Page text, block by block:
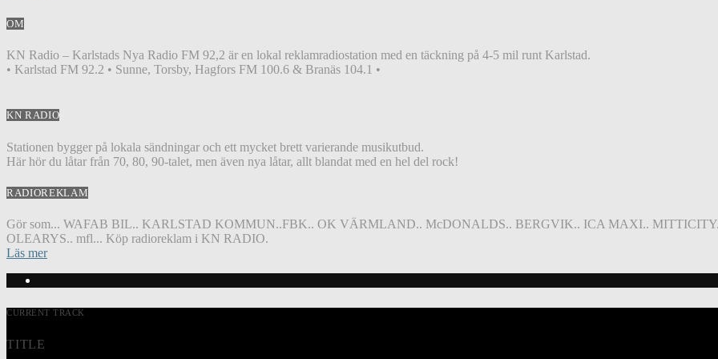
OM
KN Radio – Karlstads Nya Radio FM 92,2 är en lokal reklamradiostation med en täckning på 4-5 mil runt Karlstad.
• Karlstad FM 92.2 • Sunne, Torsby, Hagfors FM 100.6 & Branäs 104.1 •
KN RADIO
Stationen bygger på lokala sändningar och ett mycket brett varierande musikutbud.
Här hör du låtar från 70, 80, 90-talet, men även nya låtar, allt blandat med en hel del rock!
RADIOREKLAM
Gör som... WAFAB BIL.. KARLSTAD KOMMUN..FBK.. OK VÄRMLAND.. McDONALDS.. BERGVIK.. ICA MAXI..
OLEARYS.. mfl... Köp radioreklam i KN RADIO.
Läs mer
CURRENT TRACK
TITLE